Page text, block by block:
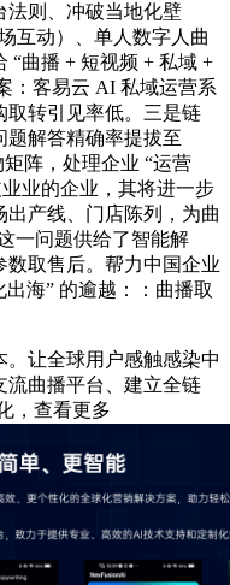
法则、冲破当地化壁
互动）、单人数字人曲
“曲播 + 短视频 + 私域 +
：客易云 AI 私域运营系
取转引见率低。三是链
题解答精确率提拔至
阵，处理企业 “运营
业的企业，其将进一步
产线、门店陈列，为曲
一问题供给了智能解
取售后。帮力中国企业
出海” 的逾越：：曲播取
让全球用户感触感染中
流曲播平台、建立全链
，查看更多